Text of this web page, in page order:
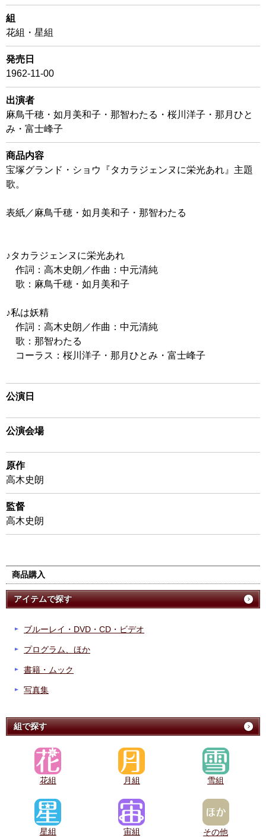
組
花組・星組
発売日
1962-11-00
出演者
麻鳥千穂・如月美和子・那智わたる・桜川洋子・那月ひと
み・富士峰子
商品内容
宝塚グランド・ショウ『タカラジェンヌに栄光あれ』主題
歌。
表紙／麻鳥千穂・如月美和子・那智わたる
♪タカラジェンヌに栄光あれ
作詞：高木史朗／作曲：中元清純
歌：麻鳥千穂・如月美和子
♪私は妖精
作詞：高木史朗／作曲：中元清純
歌：那智わたる
コーラス：桜川洋子・那月ひとみ・富士峰子
公演日
公演会場
原作
高木史朗
監督
高木史朗
商品購入
アイテムで探す
ブルーレイ・DVD・CD・ビデオ
プログラム、ほか
書籍・ムック
写真集
組で探す
花組 月組 雪組
星組 宙組 その他